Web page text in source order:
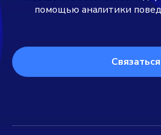
помощью аналитики
Связаться